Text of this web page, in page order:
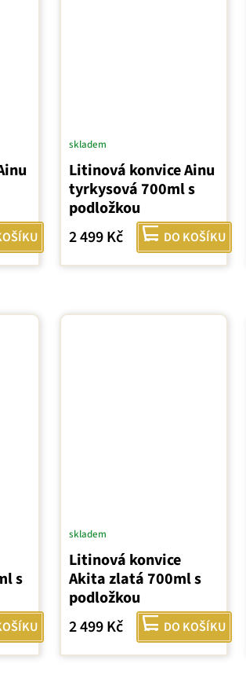
Litinová konvice Ainu
tyrkysová 700ml s
podložkou
skladem
2 499 Kč DO KOŠÍKU
s
Litinová konvice
Akita zlatá 700ml s
podložkou
skladem
2 499 Kč DO KOŠÍKU